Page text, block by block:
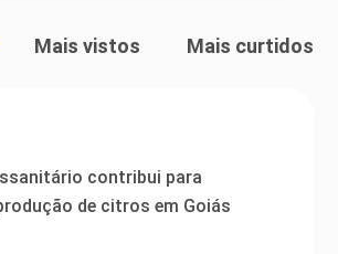
Mais vistos Mais curtidos
contribui para
de citros em Goiás